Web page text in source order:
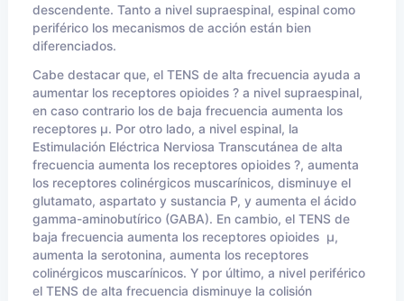
descendente. Tanto a nivel supraespinal, espinal como
periférico los mecanismos de acción están bien
diferenciados.
Cabe destacar que, el TENS de alta frecuencia ayuda a
aumentar los receptores opioides ? a nivel supraespinal,
en caso contrario los de baja frecuencia aumenta los
receptores µ. Por otro lado, a nivel espinal, la
Estimulación Eléctrica Nerviosa Transcutánea de alta
frecuencia aumenta los receptores opioides ?, aumenta
los receptores colinérgicos muscarínicos, disminuye el
glutamato, aspartato y sustancia P, y aumenta el ácido
gamma-aminobutírico (GABA). En cambio, el TENS de
baja frecuencia aumenta los receptores opioides µ,
aumenta la serotonina, aumenta los receptores
colinérgicos muscarínicos. Y por último, a nivel periférico
el TENS de alta frecuencia disminuye la colisión